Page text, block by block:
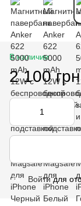
В наличии
2 100 грн
% Войтидля